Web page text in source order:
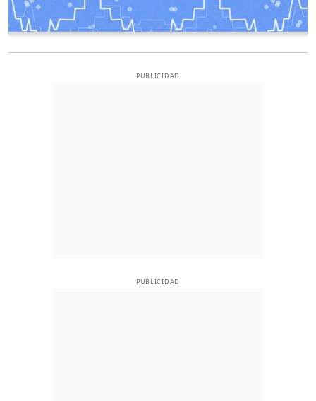
PUBLICIDAD
PUBLICIDAD